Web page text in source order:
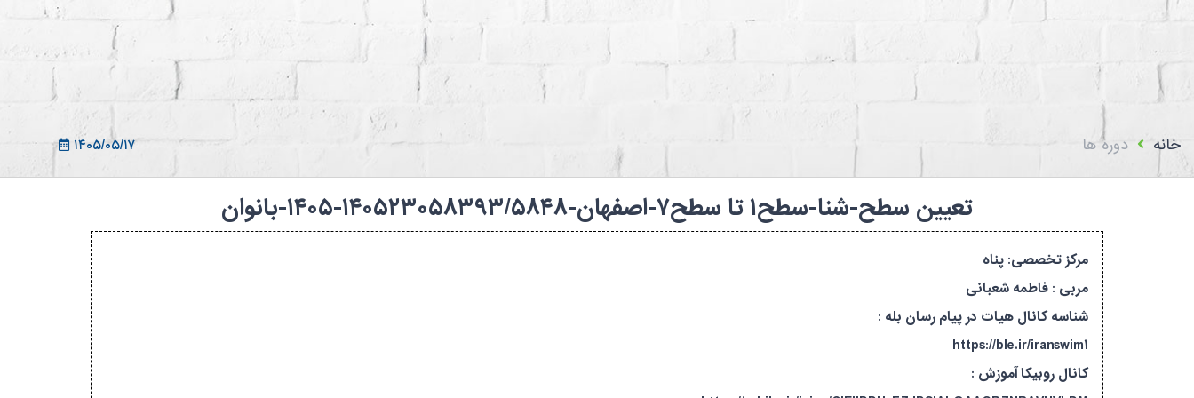
استعلام اعضا بیمه فدراسیون پزشکی سامانه باشگاه های شنا (استخرها) کانال روبیکا فدراسیون
۱۴۰۵/۰۵/۱۷ خانه دوره ها
تعیین سطح-شنا-سطح۱ تا سطح۷-اصفهان-۱۴۰۵۲۳۰۵۸۳۹۳/۵۸۴۸-۱۴۰۵-بانوان
مرکز تخصصی: پناه
مربی : فاطمه شعبانی
شناسه کانال هیات در پیام رسان بله :
https://ble.ir/iranswim۱
کانال روبیکا آموزش :